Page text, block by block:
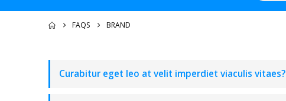
FAQS BRAND
Curabitur eget leo at velit imperdiet viaculis vitaes?